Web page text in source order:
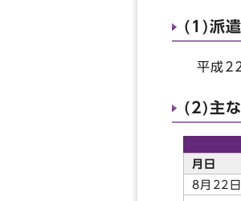
(1)派
平成22
(2)主
月日
8月22日